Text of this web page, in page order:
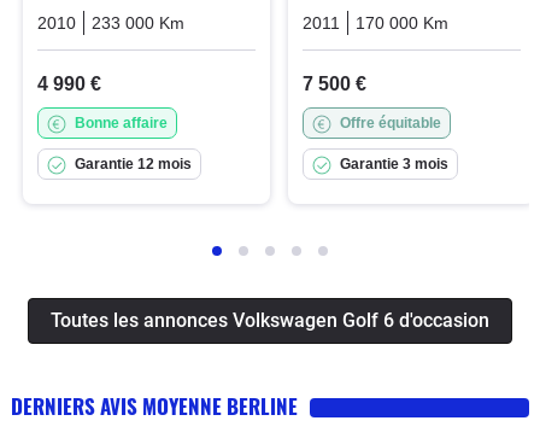
2010
233 000 Km Diesel
4 990 €
Bonne affaire
Garantie 12 mois
2011
170 000 Km
7 500 €
Offre équitable
Garantie 3 mois
Toutes les annonces Volkswagen Golf 6 d'occasion
DERNIERS AVIS MOYENNE BERLINE